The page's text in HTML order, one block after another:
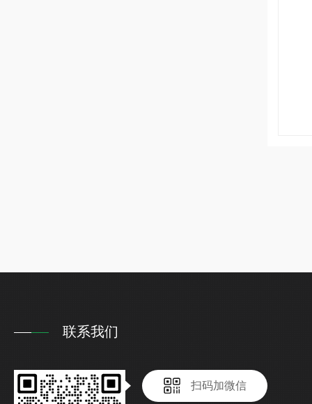
联系我们
扫码加微信